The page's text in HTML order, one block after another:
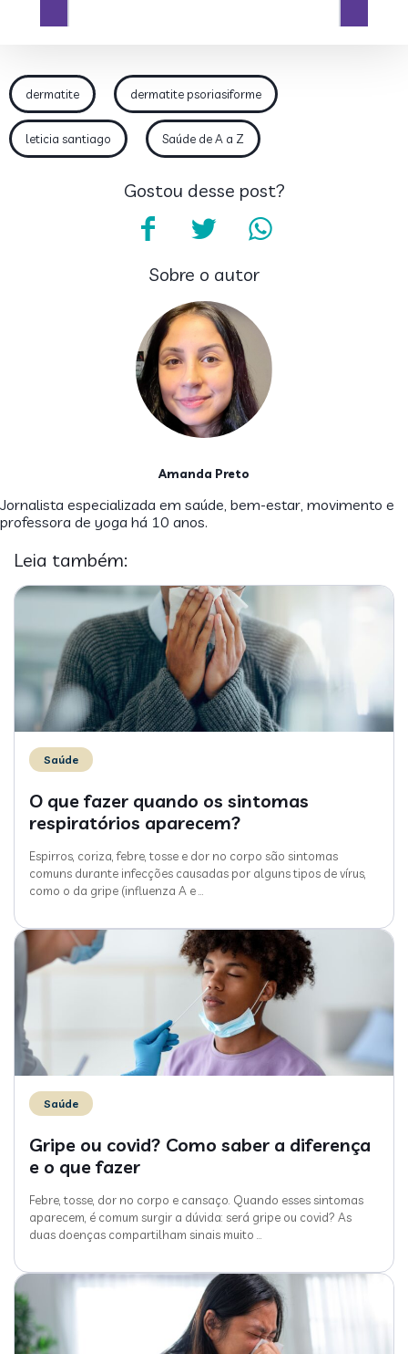
dermatite dermatite psoriasiforme
leticia santiago Saúde de A a Z
Gostou desse post?
Sobre o autor
Amanda Preto
Jornalista especializada em saúde, bem-estar, movimento e
professora de yoga há 10 anos.
Leia também:
Saúde
O que fazer quando os sintomas
respiratórios aparecem?
Espirros, coriza, febre, tosse e dor no corpo são sintomas
comuns durante infecções causadas por alguns tipos de vírus,
como o da gripe (influenza A e
Saúde
Gripe ou covid? Como saber a diferença
e o que fazer
Febre, tosse, dor no corpo e cansaço. Quando esses sintomas
aparecem, é comum surgir a dúvida: será gripe ou covid? As
duas doenças compartilham sinais muito